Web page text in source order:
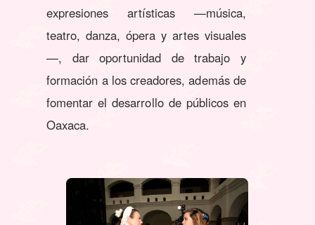
expresiones artísticas —música,
teatro, danza, ópera y artes visuales
—, dar oportunidad de trabajo y
formación a los creadores, además de
fomentar el desarrollo de públicos en
Oaxaca.